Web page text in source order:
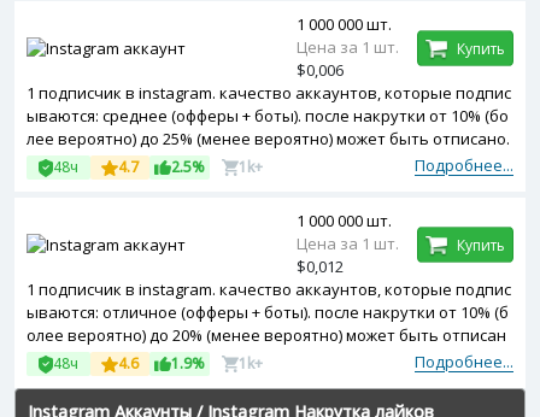
1 подписчик в instagram. качество аккаунтов, которые подпис
ываются: среднее (офферы + боты). после накрутки от 10% (бо
лее вероятно) до 25% (менее вероятно) может быть отписано.
начало выполнения заказа: 0-4 часа после подтверждения оп
латы.
Подробнее...
48ч 4.7 2.5% 1k+
1 000 000 шт.
Цена за 1 шт.
$0,006
Купить
1 подписчик в instagram. качество аккаунтов, которые подпис
ываются: отличное (офферы + боты). после накрутки от 10% (б
олее вероятно) до 20% (менее вероятно) может быть отписан
о. начало выполнения заказа: 0-4 часа после подтверждения
оплаты
Подробнее...
48ч 4.6 1.9% 1k+
1 000 000 шт.
Цена за 1 шт.
$0,012
Купить
Instagram Аккаунты / Instagram Накрутка лайков